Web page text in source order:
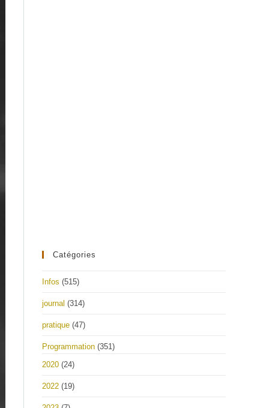
Catégories
Infos (515)
journal (314)
pratique (47)
Programmation (351)
2020 (24)
2022 (19)